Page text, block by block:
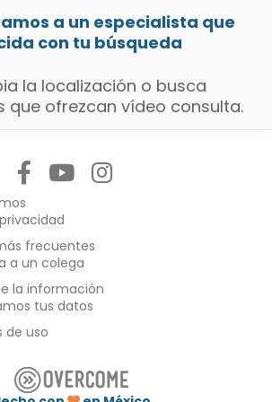
a un especialista que
con tu búsqueda
la localización o busca
que ofrezcan vídeo consulta.
frecuentes
a un colega
la información
tus datos
de uso